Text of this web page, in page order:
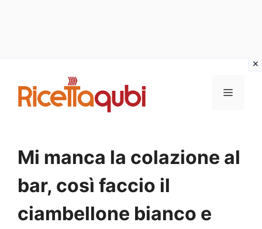
contenuto
MENU
Mi manca la colazione al
bar, così faccio il
ciambellone bianco e